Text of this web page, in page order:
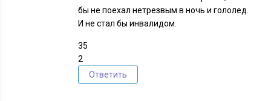
бы не поехал нетрезвым в ночь и гололед.
И не стал бы инвалидом.
35
2
Ответить